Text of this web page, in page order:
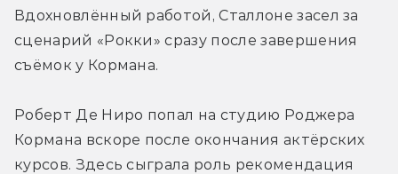
Вдохновлённый работой, Сталлоне засел за
сценарий «Рокки» сразу после завершения
съёмок у Кормана.
Роберт Де Ниро попал на студию Роджера
Кормана вскоре после окончания актёрских
курсов. Здесь сыграла роль рекомендация